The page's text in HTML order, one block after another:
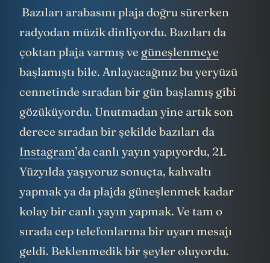
Bazıları arabasını plaja doğru sürerken
radyodan müzik dinliyordu. Bazıları da
çoktan plaja varmış ve güneşlenmeye
başlamıştı bile. Anlayacağınız bu yeryüzü
cennetinde sıradan bir gün başlamış gibi
gözüküyordu. Unutmadan yine artık son
derece sıradan bir şekilde bazıları da
Instagram’da canlı yayın yapıyordu, 21.
Yüzyılda yaşıyoruz sonuçta, kahvaltı
yapmak ya da plajda güneşlenmek kadar
kolay bir canlı yayın yapmak. Ve tam o
sırada cep telefonlarına bir uyarı mesajı
geldi. Beklenmedik bir şeyler oluyordu.